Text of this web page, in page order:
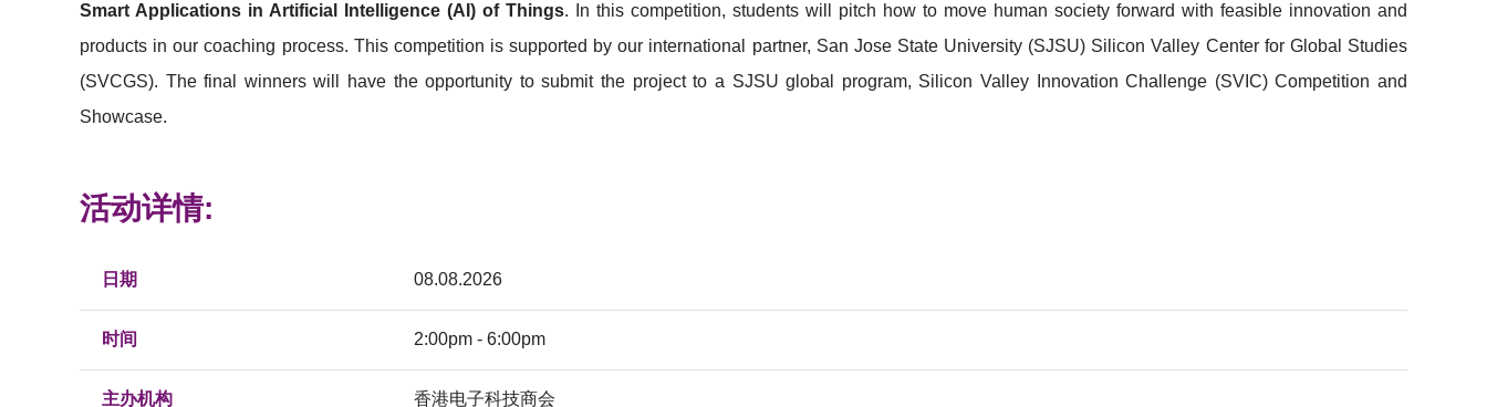
Smart Applications in Artificial Intelligence (AI) of Things. In this competition, students will pitch how to move human society forward with feasible innovation and
products in our coaching process. This competition is supported by our international partner, San Jose State University (SJSU) Silicon Valley Center for Global Studies
(SVCGS). The final winners will have the opportunity to submit the project to a SJSU global program, Silicon Valley Innovation Challenge (SVIC) Competition and
Showcase.
活动详情:
日期 08.08.2026
时间 2:00pm - 6:00pm
主办机构 香港电子科技商会